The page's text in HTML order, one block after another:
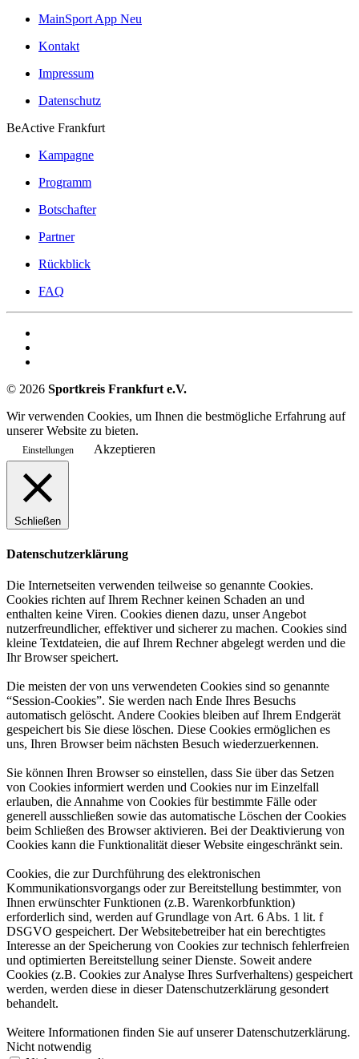
MainSport App Neu
Kontakt
Impressum
Datenschutz
BeActive Frankfurt
Kampagne
Programm
Botschafter
Partner
Rückblick
FAQ
© 2026 Sportkreis Frankfurt e.V.
Wir verwenden Cookies, um Ihnen die bestmögliche Erfahrung auf
unserer Website zu bieten.
Einstellungen Akzeptieren
Schließen
Datenschutzerklärung
Die Internetseiten verwenden teilweise so genannte Cookies.
Cookies richten auf Ihrem Rechner keinen Schaden an und
enthalten keine Viren. Cookies dienen dazu, unser Angebot
nutzerfreundlicher, effektiver und sicherer zu machen. Cookies sind
kleine Textdateien, die auf Ihrem Rechner abgelegt werden und die
Ihr Browser speichert.
Die meisten der von uns verwendeten Cookies sind so genannte
“Session-Cookies”. Sie werden nach Ende Ihres Besuchs
automatisch gelöscht. Andere Cookies bleiben auf Ihrem Endgerät
gespeichert bis Sie diese löschen. Diese Cookies ermöglichen es
uns, Ihren Browser beim nächsten Besuch wiederzuerkennen.
Sie können Ihren Browser so einstellen, dass Sie über das Setzen
von Cookies informiert werden und Cookies nur im Einzelfall
erlauben, die Annahme von Cookies für bestimmte Fälle oder
generell ausschließen sowie das automatische Löschen der Cookies
beim Schließen des Browser aktivieren. Bei der Deaktivierung von
Cookies kann die Funktionalität dieser Website eingeschränkt sein.
Cookies, die zur Durchführung des elektronischen
Kommunikationsvorgangs oder zur Bereitstellung bestimmter, von
Ihnen erwünschter Funktionen (z.B. Warenkorbfunktion)
erforderlich sind, werden auf Grundlage von Art. 6 Abs. 1 lit. f
DSGVO gespeichert. Der Websitebetreiber hat ein berechtigtes
Interesse an der Speicherung von Cookies zur technisch fehlerfreien
und optimierten Bereitstellung seiner Dienste. Soweit andere
Cookies (z.B. Cookies zur Analyse Ihres Surfverhaltens) gespeichert
werden, werden diese in dieser Datenschutzerklärung gesondert
behandelt.
Weitere Informationen finden Sie auf unserer Datenschutzerklärung.
Nicht notwendig